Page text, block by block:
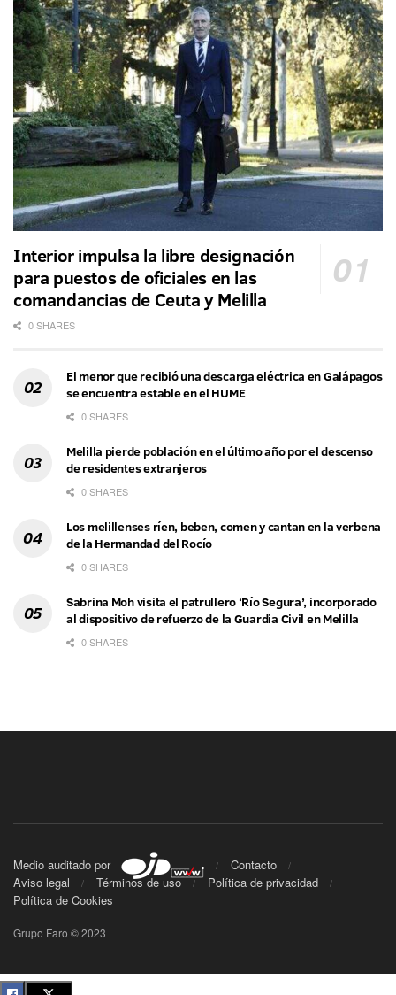
Interior impulsa la libre designación
para puestos de oficiales en las
comandancias de Ceuta y Melilla
0 SHARES
El menor que recibió una descarga eléctrica en Galápagos
se encuentra estable en el HUME
0 SHARES
Melilla pierde población en el último año por el descenso
de residentes extranjeros
0 SHARES
Los melillenses ríen, beben, comen y cantan en la verbena
de la Hermandad del Rocío
0 SHARES
Sabrina Moh visita el patrullero ‘Río Segura’, incorporado
al dispositivo de refuerzo de la Guardia Civil en Melilla
0 SHARES
Medio auditado por
Contacto
Aviso legal
Términos de uso
Política de privacidad
Política de Cookies
Grupo Faro © 2023